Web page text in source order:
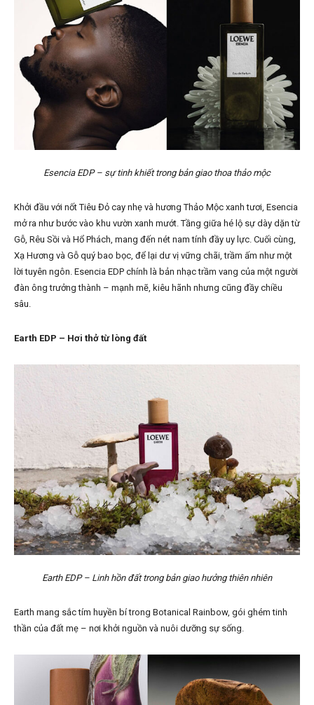
Esencia EDP – sự tinh khiết trong bản giao thoa thảo mộc
Khởi đầu với nốt Tiêu Đỏ cay nhẹ và hương Thảo Mộc xanh tươi, Esencia
mở ra như bước vào khu vườn xanh mướt. Tầng giữa hé lộ sự dày dặn từ
Gỗ, Rêu Sồi và Hổ Phách, mang đến nét nam tính đầy uy lực. Cuối cùng,
Xạ Hương và Gỗ quý bao bọc, để lại dư vị vững chãi, trầm ấm như một
lời tuyên ngôn. Esencia EDP chính là bản nhạc trầm vang của một người
đàn ông trưởng thành – mạnh mẽ, kiêu hãnh nhưng cũng đầy chiều
sâu.
Earth EDP – Hơi thở từ lòng đất
Earth EDP – Linh hồn đất trong bản giao hưởng thiên nhiên
Earth mang sắc tím huyền bí trong Botanical Rainbow, gói ghém tinh
thần của đất mẹ – nơi khởi nguồn và nuôi dưỡng sự sống.